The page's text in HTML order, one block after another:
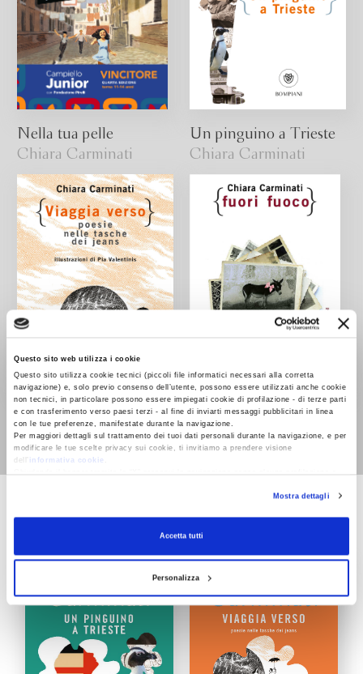
Questo sito web utilizza i cookie
Questo sito utilizza cookie tecnici (piccoli file informatici necessari alla corretta
navigazione) e, solo previo consenso dell’utente, possono essere utilizzati anche cookie
non tecnici, in particolare possono essere impiegati cookie di profilazione - di terze parti
e con trasferimento verso paesi terzi - al fine di inviarti messaggi pubblicitari in linea
con le tue preferenze, manifestate durante la navigazione.
Per maggiori dettagli sul trattamento dei tuoi dati personali durante la navigazione, e per
modificare le tue scelte privacy sui cookie, ti invitiamo a prendere visione
dell’
informativa cookie
RevocaMostra dettagli
Accetta tutti
Personalizza
Nella tua pelle
Chiara Carminati
Un pinguino a Trieste
Chiara Carminati
Viaggia verso
Chiara Carminati
Fuori fuoco
Chiara Carminati